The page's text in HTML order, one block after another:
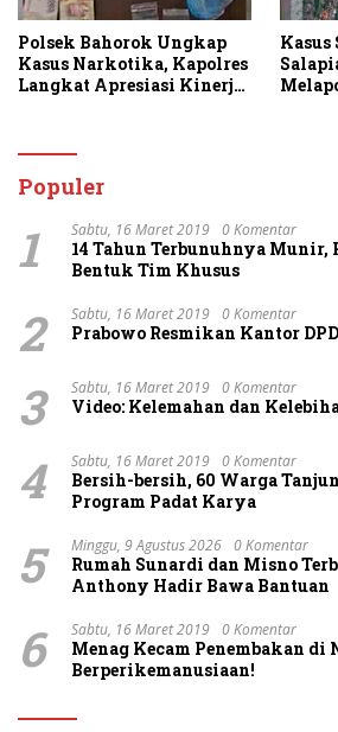
Polsek Bahorok Ungkap
Kasus Narkotika, Kapolres
Langkat Apresiasi Kinerja
Layanan 110
Kasus
Populer
1 Sabtu, 16 Maret 2019 0 Komentar
14 Tahun Terbunuhnya Munir,
Bentuk Tim Khusus
2 Sabtu, 16 Maret 2019 0 Komentar
Prabowo Resmikan Kantor
3 Sabtu, 16 Maret 2019 0 Komentar
Video: Kelemahan dan
4 Sabtu, 16 Maret 2019 0 Komentar
Bersih-bersih, 60 Warga
Program Padat Karya
5 Minggu, 9 Agustus 2026 0 Komentar
Rumah Sunardi dan Misno
Anthony Hadir Bawa Bantuan
6 Sabtu, 16 Maret 2019 0 Komentar
Menag Kecam Penembakan di
Berperikemanusiaan!